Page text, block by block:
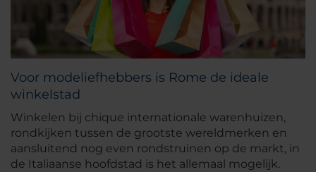
Voor modeliefhebbers is Rome de ideale
winkelstad
Winkelen bij chique internationale warenhuizen,
rondkijken tussen de grootste wereldmerken en
aansluitend nog even rondstruinen op de markt, in
de Italiaanse hoofdstad is het allemaal mogelijk.